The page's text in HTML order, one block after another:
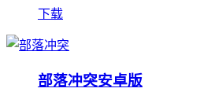
下载
部落冲突安卓版